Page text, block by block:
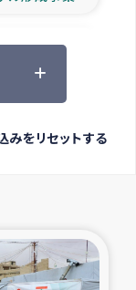
みをリセットする